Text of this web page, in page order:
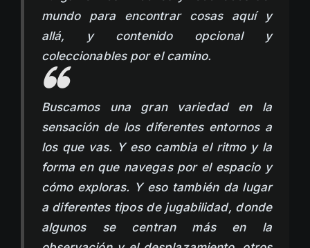
mundo para encontrar cosas aquí y
allá, y contenido opcional y
coleccionables por el camino.
Buscamos una gran variedad en la
sensación de los diferentes entornos a
los que vas. Y eso cambia el ritmo y la
forma en que navegas por el espacio y
cómo exploras. Y eso también da lugar
a diferentes tipos de jugabilidad, donde
algunos se centran más en la